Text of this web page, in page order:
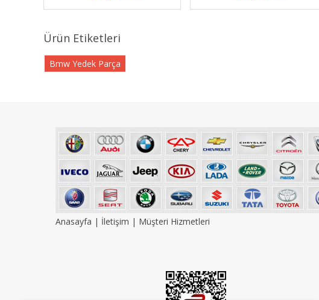
Ürün Etiketleri
Bmw Yedek Parça
Anasayfa | İletişim | Müşteri Hizmetleri